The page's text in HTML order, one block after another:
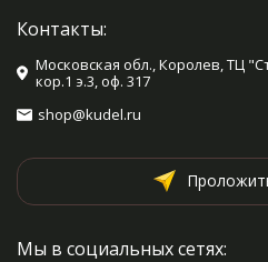
Контакты:
Московская обл., Королев, ТЦ
кор.1 э.3, оф. 317
shop@kudel.ru
Мы в социальных сетях: